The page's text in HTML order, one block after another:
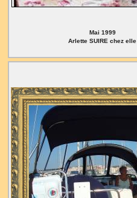
Mai 1999
Arlette SUIRE chez elle